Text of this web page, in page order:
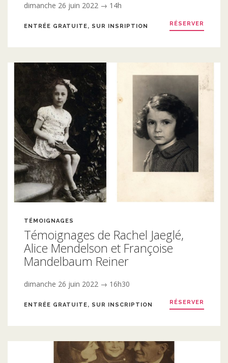
dimanche 26 juin 2022 → 14h
ENTRÉE GRATUITE, SUR INSRIPTION RÉSERVER
TÉMOIGNAGES
Témoignages de Rachel Jaeglé,
Alice Mendelson et Françoise
Mandelbaum Reiner
dimanche 26 juin 2022 → 16h30
ENTRÉE GRATUITE, SUR INSCRIPTION RÉSERVER